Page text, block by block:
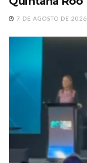
7 DE AGOSTO DE 2026